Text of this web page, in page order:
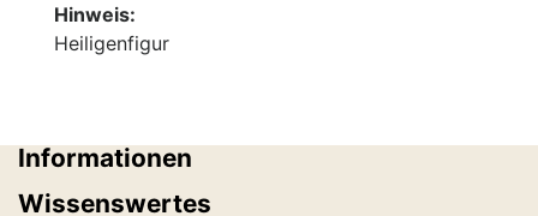
Hinweis:
Heiligenfigur
Informationen
Wissenswertes